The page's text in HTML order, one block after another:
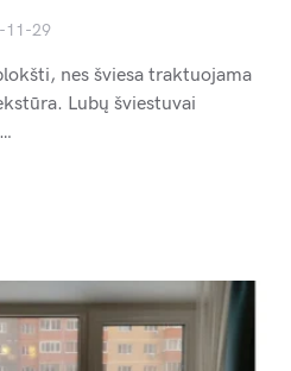
11-29
nes šviesa traktuojama
Lubų šviestuvai